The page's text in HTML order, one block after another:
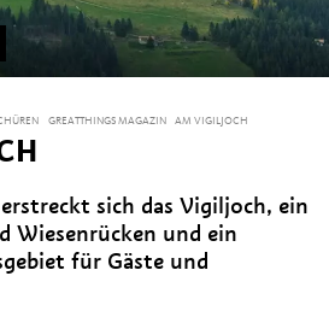
GREATTHINGS MAGAZIN AM VIGILJOCH
sich das Vigiljoch, ein
Wiesenrücken und ein
für Gäste und